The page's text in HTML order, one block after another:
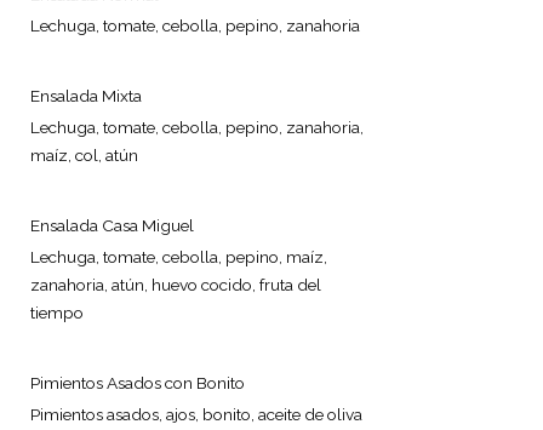
Lechuga, tomate, cebolla, pepino, zanahoria
Ensalada Mixta
Lechuga, tomate, cebolla, pepino, zanahoria,
maíz, col, atún
Ensalada Casa Miguel
Lechuga, tomate, cebolla, pepino, maíz,
zanahoria, atún, huevo cocido, fruta del
tiempo
Pimientos Asados con Bonito
Pimientos asados, ajos, bonito, aceite de oliva